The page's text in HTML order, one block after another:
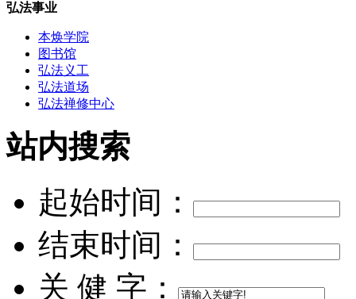
弘法事业
本焕学院
图书馆
弘法义工
弘法道场
弘法禅修中心
站内搜索
起始时间：
结束时间：
关 健 字：